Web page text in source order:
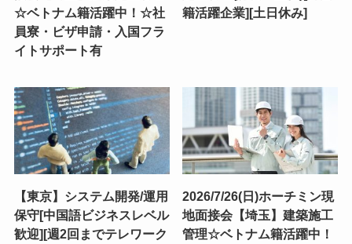
☆ベトナム籍活躍中！☆社
員寮・ビザ申請・入国フラ
イトサポート有
籍活躍企業][土日休み]
【東京】システム開発/運用
保守[中国語ビジネスレベル
歓迎][週2回までテレワーク
2026/7/26(日)ホーチミン現
地面接会【埼玉】建築施工
管理☆ベトナム籍活躍中！